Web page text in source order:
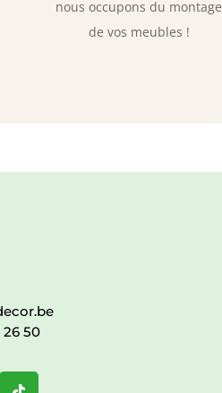
nous occupons du montage
de vos meubles !
26 50